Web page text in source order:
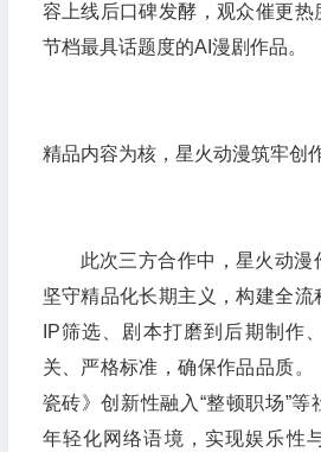
容上线后口碑发酵，观众催更热
节档最具话题度的AI漫剧作品。
精品内容为核，星火动漫筑牢创
此次三方合作中，星火动漫
坚守精品化长期主义，构建全流
IP筛选、剧本打磨到后期制作
关、严格标准，确保作品品质
瓷砖》创新性融入“整顿职场”
年轻化网络语境，实现娱乐性